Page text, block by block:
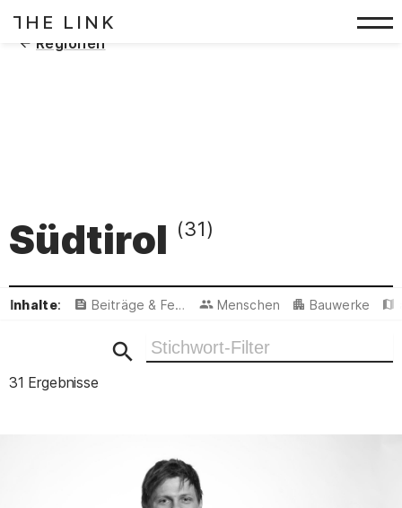
Zum Inhalt springen
T
HE LINK
Südtirol (31)
( Regionen
Inhalte: Beiträge & Featured Menschen Bauwerke
Ergebnisse filtern
31 Ergebnisse